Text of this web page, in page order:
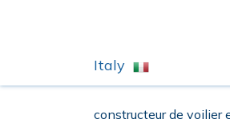
Italy
constructeur de voilier